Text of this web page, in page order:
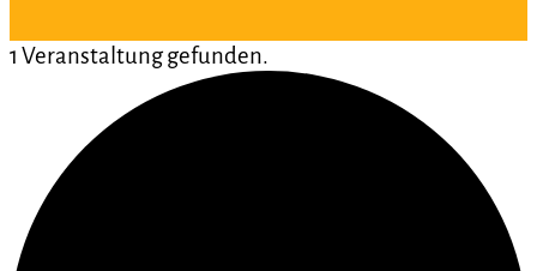
1 Veranstaltung gefunden.